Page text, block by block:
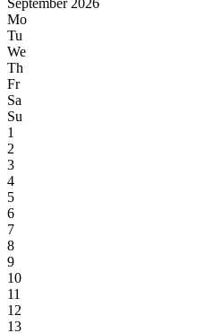
Mo
Tu
We
Th
Fr
Sa
Su
1
2
3
4
5
6
7
8
9
10
11
12
13